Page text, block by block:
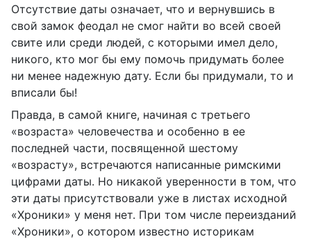
Отсутствие даты означает, что и вернувшись в
свой замок феодал не смог найти во всей своей
свите или среди людей, с которыми имел дело,
никого, кто мог бы ему помочь придумать более
ни менее надежную дату. Если бы придумали, то и
вписали бы!
Правда, в самой книге, начиная с третьего
«возраста» человечества и особенно в ее
последней части, посвященной шестому
«возрасту», встречаются написанные римскими
цифрами даты. Но никакой уверенности в том, что
эти даты присутствовали уже в листах исходной
«Хроники» у меня нет. При том числе переизданий
«Хроники», о котором известно историкам